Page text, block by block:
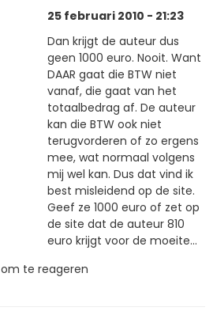
25 februari 2010 - 21:23
Dan krijgt de auteur dus
geen 1000 euro. Nooit. Want
DAAR gaat die BTW niet
vanaf, die gaat van het
totaalbedrag af. De auteur
kan die BTW ook niet
terugvorderen of zo ergens
mee, wat normaal volgens
mij wel kan. Dus dat vind ik
best misleidend op de site.
Geef ze 1000 euro of zet op
de site dat de auteur 810
euro krijgt voor de moeite...
om te reageren